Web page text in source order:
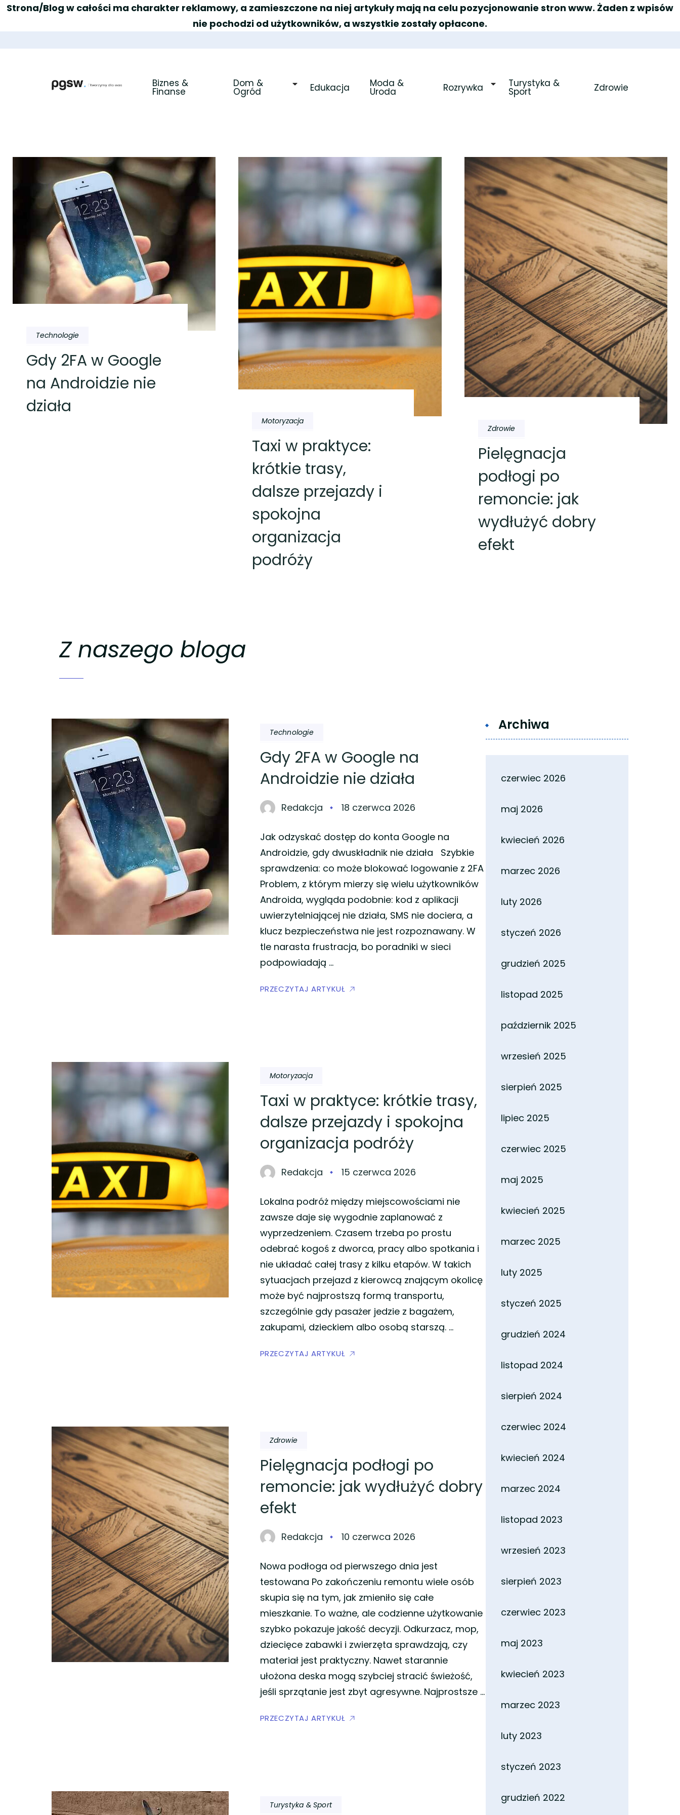
Strona/Blog w całości ma charakter reklamowy, a zamieszczone na niej artykuły mają na celu pozycjonowanie stron www. Żaden z wpisów
nie pochodzi od użytkowników, a wszystkie zostały opłacone.
Biznes &
Finanse
Dom &
Ogród Edukacja Moda &
Uroda Rozrywka Turystyka &
Sport Zdrowie
Technologie
Gdy 2FA w Google
na Androidzie nie
działa
Motoryzacja
Taxi w praktyce:
krótkie trasy,
dalsze przejazdy i
spokojna
organizacja
podróży
Zdrowie
Pielęgnacja
podłogi po
remoncie: jak
wydłużyć dobry
efekt
Z naszego bloga
Technologie
Gdy 2FA w Google na
Androidzie nie działa
Redakcja 18 czerwca 2026
Jak odzyskać dostęp do konta Google na
Androidzie, gdy dwuskładnik nie działa Szybkie
sprawdzenia: co może blokować logowanie z 2FA
Problem, z którym mierzy się wielu użytkowników
Androida, wygląda podobnie: kod z aplikacji
uwierzytelniającej nie działa, SMS nie dociera, a
klucz bezpieczeństwa nie jest rozpoznawany. W
tle narasta frustracja, bo poradniki w sieci
podpowiadają …
PRZECZYTAJ ARTYKUŁ
Motoryzacja
Taxi w praktyce: krótkie trasy,
dalsze przejazdy i spokojna
organizacja podróży
Redakcja 15 czerwca 2026
Lokalna podróż między miejscowościami nie
zawsze daje się wygodnie zaplanować z
wyprzedzeniem. Czasem trzeba po prostu
odebrać kogoś z dworca, pracy albo spotkania i
nie układać całej trasy z kilku etapów. W takich
sytuacjach przejazd z kierowcą znającym okolicę
może być najprostszą formą transportu,
szczególnie gdy pasażer jedzie z bagażem,
zakupami, dzieckiem albo osobą starszą. …
PRZECZYTAJ ARTYKUŁ
Zdrowie
Pielęgnacja podłogi po
remoncie: jak wydłużyć dobry
efekt
Redakcja 10 czerwca 2026
Nowa podłoga od pierwszego dnia jest
testowana Po zakończeniu remontu wiele osób
skupia się na tym, jak zmieniło się całe
mieszkanie. To ważne, ale codzienne użytkowanie
szybko pokazuje jakość decyzji. Odkurzacz, mop,
dziecięce zabawki i zwierzęta sprawdzają, czy
materiał jest praktyczny. Nawet starannie
ułożona deska mogą szybciej stracić świeżość,
jeśli sprzątanie jest zbyt agresywne. Najprostsze …
PRZECZYTAJ ARTYKUŁ
Turystyka & Sport
Archiwa
czerwiec 2026
maj 2026
kwiecień 2026
marzec 2026
luty 2026
styczeń 2026
grudzień 2025
listopad 2025
październik 2025
wrzesień 2025
sierpień 2025
lipiec 2025
czerwiec 2025
maj 2025
kwiecień 2025
marzec 2025
luty 2025
styczeń 2025
grudzień 2024
listopad 2024
sierpień 2024
czerwiec 2024
kwiecień 2024
marzec 2024
listopad 2023
wrzesień 2023
sierpień 2023
czerwiec 2023
maj 2023
kwiecień 2023
marzec 2023
luty 2023
styczeń 2023
grudzień 2022